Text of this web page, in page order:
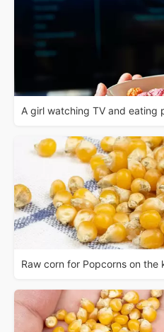
A girl watching TV and eating
Raw corn for Popcorns on the